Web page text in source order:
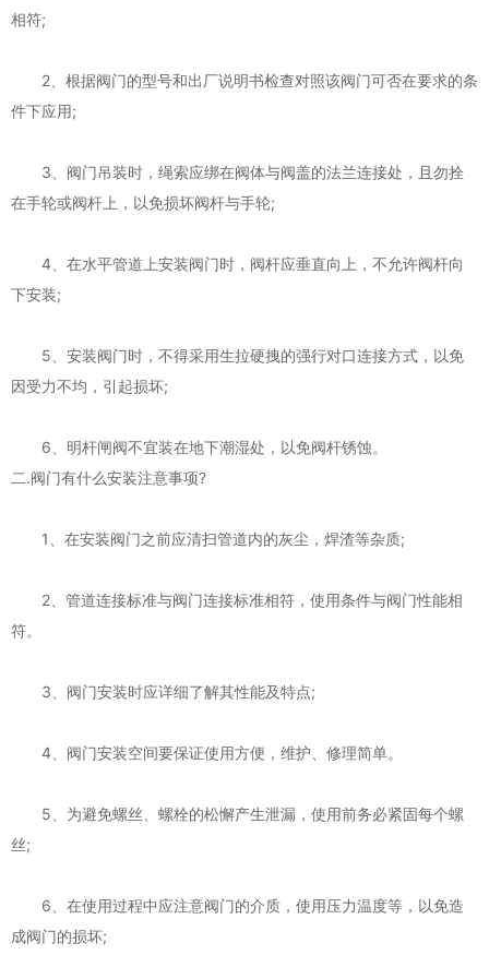
相符;
2、根据阀门的型号和出厂说明书检查对照该阀门可否在要求的条
件下应用;
3、阀门吊装时，绳索应绑在阀体与阀盖的法兰连接处，且勿拴
在手轮或阀杆上，以免损坏阀杆与手轮;
4、在水平管道上安装阀门时，阀杆应垂直向上，不允许阀杆向
下安装;
5、安装阀门时，不得采用生拉硬拽的强行对口连接方式，以免
因受力不均，引起损坏;
6、明杆闸阀不宜装在地下潮湿处，以免阀杆锈蚀。
二.阀门有什么安装注意事项?
1、在安装阀门之前应清扫管道内的灰尘，焊渣等杂质;
2、管道连接标准与阀门连接标准相符，使用条件与阀门性能相
符。
3、阀门安装时应详细了解其性能及特点;
4、阀门安装空间要保证使用方便，维护、修理简单。
5、为避免螺丝、螺栓的松懈产生泄漏，使用前务必紧固每个螺
丝;
6、在使用过程中应注意阀门的介质，使用压力温度等，以免造
成阀门的损坏;